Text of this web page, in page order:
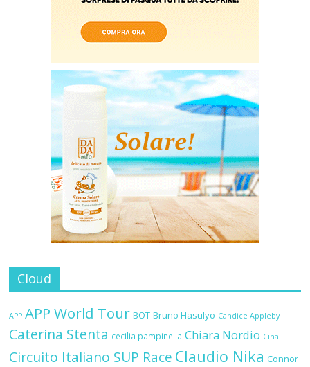
Cloud
APP APP World Tour BOT Bruno Hasulyo Candice Appleby
Caterina Stenta cecilia pampinella Chiara Nordio Cina
Circuito Italiano SUP Race Claudio Nika Connor